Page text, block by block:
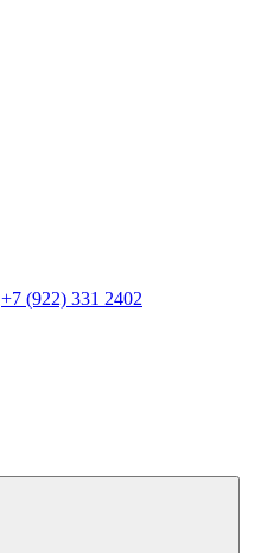
+7 (922) 331 2402